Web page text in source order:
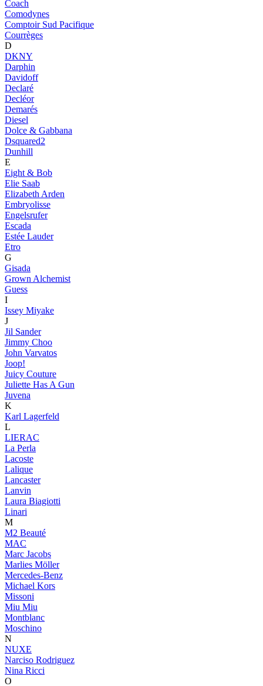
Coach
Comodynes
Comptoir Sud Pacifique
Courrèges
D
DKNY
Darphin
Davidoff
Declaré
Decléor
Demarés
Diesel
Dolce & Gabbana
Dsquared2
Dunhill
E
Eight & Bob
Elie Saab
Elizabeth Arden
Embryolisse
Engelsrufer
Escada
Estée Lauder
Etro
G
Gisada
Grown Alchemist
Guess
I
Issey Miyake
J
Jil Sander
Jimmy Choo
John Varvatos
Joop!
Juicy Couture
Juliette Has A Gun
Juvena
K
Karl Lagerfeld
L
LIERAC
La Perla
Lacoste
Lalique
Lancaster
Lanvin
Laura Biagiotti
Linari
M
M2 Beauté
MAC
Marc Jacobs
Marlies Möller
Mercedes-Benz
Michael Kors
Missoni
Miu Miu
Montblanc
Moschino
N
NUXE
Narciso Rodriguez
Nina Ricci
O